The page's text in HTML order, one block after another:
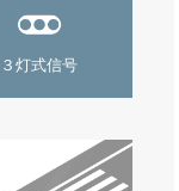
３灯式信号